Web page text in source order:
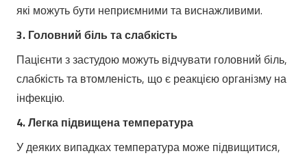
які можуть бути неприємними та виснажливими.
3. Головний біль та слабкість
Пацієнти з застудою можуть відчувати головний біль,
слабкість та втомленість, що є реакцією організму на
інфекцію.
4. Легка підвищена температура
У деяких випадках температура може підвищитися,